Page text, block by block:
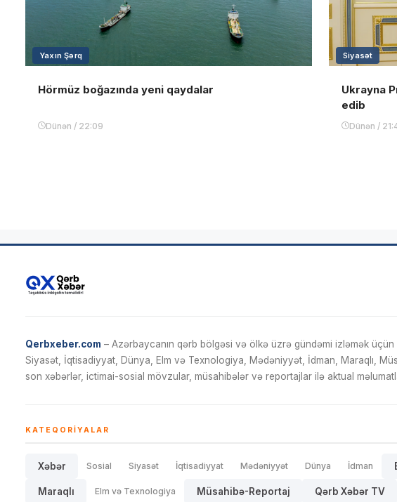
Yaxın Şərq
Hörmüz boğazında yeni qaydalar
Dünən / 22:09
Siyasət
Ukrayna
edib
Dünən /
Qerbxeber.com – Azərbaycanın qərb bölgəsi və ölkə üzrə gündəmi izləmək üçün
Siyasət, İqtisadiyyat, Dünya, Elm və Texnologiya, Mədəniyyət, İdman, Maraqlı,
son xəbərlər, ictimai-sosial mövzular, müsahibələr və reportajlar ilə aktual
KATEQORIYALAR
Xəbər Sosial Siyasət İqtisadiyyat Mədəniyyət Dünya İdman
Maraqlı Elm və Texnologiya Müsahibə-Reportaj Qərb Xəbər TV